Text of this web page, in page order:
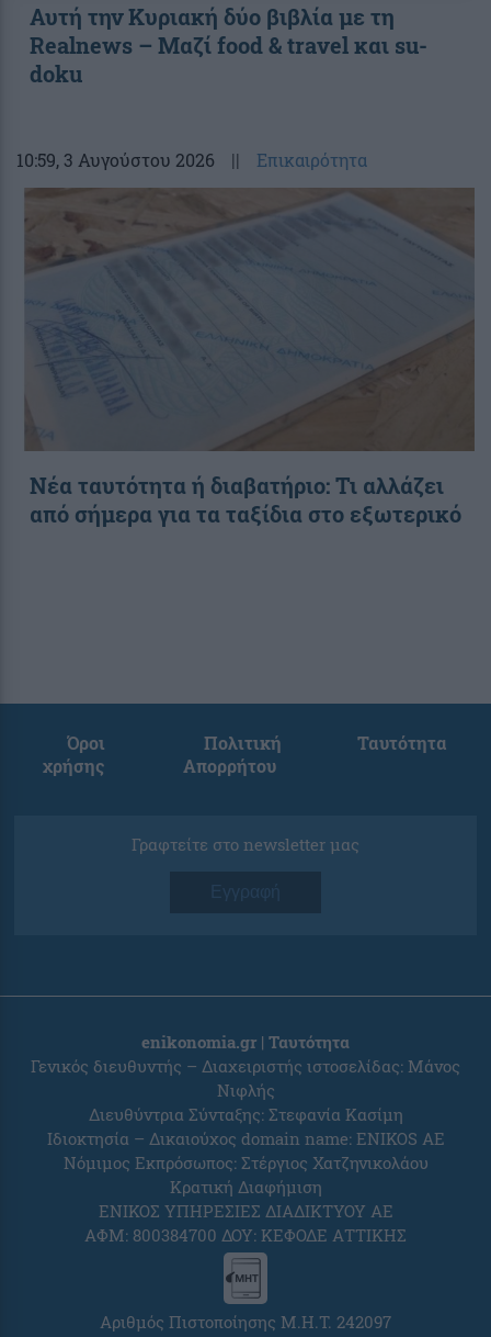
Αυτή την Κυριακή δύο βιβλία με τη
Realnews – Μαζί food & travel και su-
doku
10:59, 3 Αυγούστου 2026 || Επικαιρότητα
Νέα ταυτότητα ή διαβατήριο: Τι αλλάζει
από σήμερα για τα ταξίδια στο εξωτερικό
Όροι
χρήσης
Πολιτική
Απορρήτου
Ταυτότητα
Γραφτείτε στο newsletter μας
Εγγραφή
enikonomia.gr | Ταυτότητα
Γενικός διευθυντής – Διαχειριστής ιστοσελίδας: Μάνος
Νιφλής
Διευθύντρια Σύνταξης: Στεφανία Κασίμη
Ιδιοκτησία – Δικαιούχος domain name: ENIKOS AE
Νόμιμος Εκπρόσωπος: Στέργιος Χατζηνικολάου
Κρατική Διαφήμιση
ΕΝΙΚΟΣ ΥΠΗΡΕΣΙΕΣ ΔΙΑΔΙΚΤΥΟΥ ΑΕ
ΑΦΜ: 800384700 ΔΟΥ: ΚΕΦΟΔΕ ΑΤΤΙΚΗΣ
Αριθμός Πιστοποίησης Μ.Η.Τ. 242097